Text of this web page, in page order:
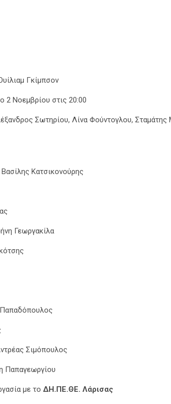
Γκίμπσον
2 Νοεμβρίου στις 20:00
Σωτηρίου, Λίνα Φούντογλου, Σταμάτης
Βασίλης Κατσικονούρης
Γεωργακίλα
Σιμόπουλος
Παπαγεωργίου
με το ΔΗ.ΠΕ.ΘΕ. Λάρισας